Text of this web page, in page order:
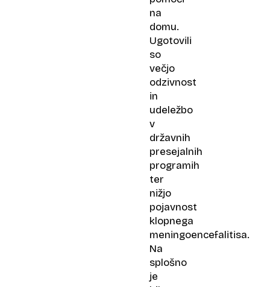
na
domu.
Ugotovili
so
večjo
odzivnost
in
udeležbo
v
državnih
presejalnih
programih
ter
nižjo
pojavnost
klopnega
meningoencefalitisa.
Na
splošno
je